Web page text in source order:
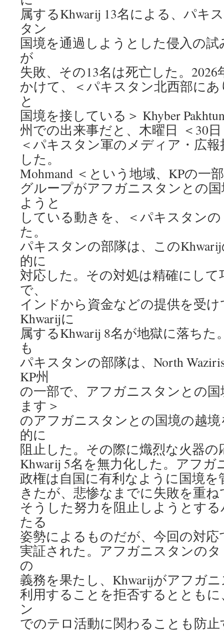
属するKhwarij 13名による、パキ
タン
国境を通過しようとした侵入の
が
失敗、その13名は死亡した。2026
かけて、＜パキスタン北西部に
と
国境を接している＞ Khyber
州での出来事だと、木曜日 ＜30日
＜パキスタン軍のメディア・広
した。
Mohmand ＜という地域、KPの一
グループがアフガニスタンとの
ようと
している動きを、＜パキスタン
た。
パキスタンの部隊は、この
的に
対応した。その対処は精確にし
で、
インドから資金などの提供を受け
Khwarijに
属するKhwarij 8名が地獄に落ち
も
パキスタンの部隊は、North
KP州
の一部で、アフガニスタンとの
ます＞
のアフガニスタンとの国境の越
的に
阻止した。その際に熾烈な火器
Khwarij 5名を無力化した。アフ
政権は自国に有利なように国境
きたが、悲惨なまでに失敗を重
そうした努力を阻止しようとす
たる
姿勢によるものだが、今回の対
実証された。アフガニスタンの
の
義務を果たし、Khwarijがアフガ
利用することを拒否するととも
ン
でのテロ活動に関わることも防